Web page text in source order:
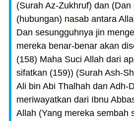
(Surah Az-Zukhruf) dan
(hubungan) nasab antara
Dan sesungguhnya jin
mereka benar-benar akan
(158) Maha Suci Allah dari
sifatkan (159)) (Surah Ash-
Ali bin Abi Thalhah dan Adh-
meriwayatkan dari Ibnu
Allah (Yang mereka sembah